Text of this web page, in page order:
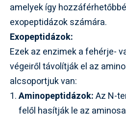
amelyek így
exopeptidázok számára.
Exopeptidázok:
Ezek az enzimek a fehérje-
végeiről távolítják el az
alcsoportjuk van:
Aminopeptidázok:Az N-
felől hasítják le az